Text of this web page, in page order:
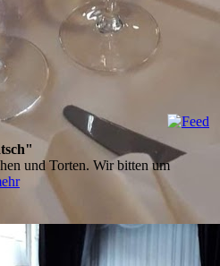
und Torten. Wir bitten um